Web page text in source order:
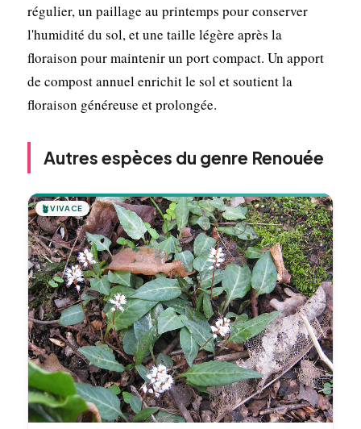
régulier, un paillage au printemps pour conserver
l'humidité du sol, et une taille légère après la
floraison pour maintenir un port compact. Un apport
de compost annuel enrichit le sol et soutient la
floraison généreuse et prolongée.
Autres espèces du genre Renouée
🪴VIVACE